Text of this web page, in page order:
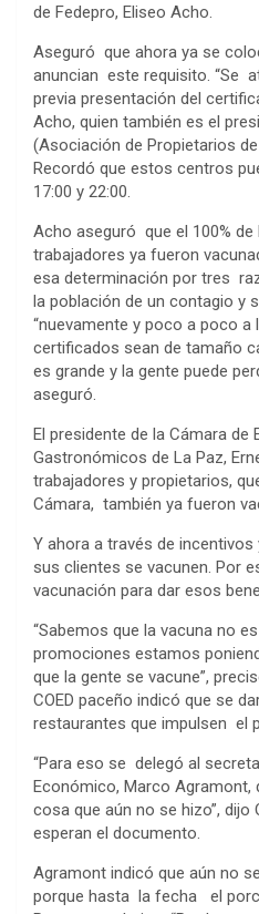
de Fedepro, Eliseo Acho.
Aseguró que ahora ya se
anuncian este requisito. “Se
previa presentación del
Acho, quien también es el
(Asociación de Propietarios
Recordó que estos centros
17:00 y 22:00.
Acho aseguró que el 100%
trabajadores ya fueron
esa determinación por tres
la población de un contagio y
“nuevamente y poco a poco a
certificados sean de tamaño
es grande y la gente puede
aseguró.
El presidente de la Cámara de
Gastronómicos de La Paz,
trabajadores y propietarios,
Cámara, también ya fueron
Y ahora a través de
sus clientes se vacunen. Por
vacunación para dar esos
“Sabemos que la vacuna no
promociones estamos
que la gente se vacune”,
COED paceño indicó que se
restaurantes que impulsen el
“Para eso se delegó al
Económico, Marco Agramont,
cosa que aún no se hizo”, dijo
esperan el documento.
Agramont indicó que aún no
porque hasta la fecha el